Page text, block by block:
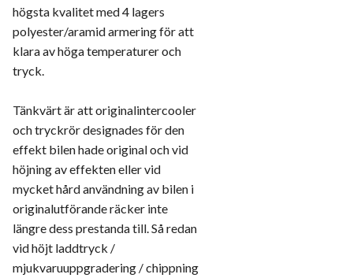
högsta kvalitet med 4 lagers
polyester/aramid armering för att
klara av höga temperaturer och
tryck.
Tänkvärt är att originalintercooler
och tryckrör designades för den
effekt bilen hade original och vid
höjning av effekten eller vid
mycket hård användning av bilen i
originalutförande räcker inte
längre dess prestanda till. Så redan
vid höjt laddtryck /
mjukvaruuppgradering / chippning